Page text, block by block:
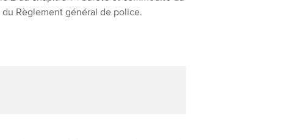
Règlement général de police.